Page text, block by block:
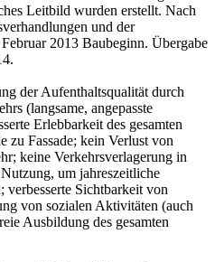
Leitbild wurden erstellt. Nach
und der
2013 Baubeginn. Übergabe
der Aufenthaltsqualität durch
(langsame, angepasste
Erlebbarkeit des gesamten
zu Fassade; kein Verlust von
keine Verkehrsverlagerung in
um jahreszeitliche
Sichtbarkeit von
von sozialen Aktivitäten (auch
Ausbildung des gesamten